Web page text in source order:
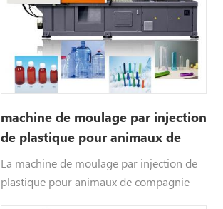
machine de moulage par injection
de plastique pour animaux de
compagnie
La machine de moulage par injection de
plastique pour animaux de compagnie